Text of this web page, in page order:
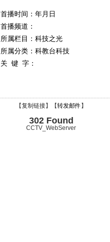
首播时间：年月日
首播频道：
所属栏目： 科技之光
所属分类：科教台科技
关 键 字：
【复制链接】【转发邮件 】
302 Found
CCTV_WebServer